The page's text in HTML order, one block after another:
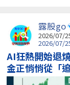
露股go
2026/07/
2026/07/
AI狂熱開始退
金正悄悄從「